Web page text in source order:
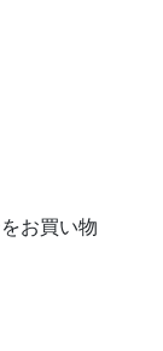
お買い物